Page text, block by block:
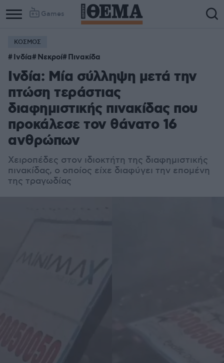
Games
ΚΟΣΜΟΣ
Ινδία Νεκροί Πινακίδα
Ινδία: Μία σύλληψη μετά την
πτώση τεράστιας
διαφημιστικής πινακίδας που
προκάλεσε τον θάνατο 16
ανθρώπων
Χειροπέδες στον ιδιοκτήτη της διαφημιστικής
πινακίδας, ο οποίος είχε διαφύγει την επομένη
της τραγωδίας